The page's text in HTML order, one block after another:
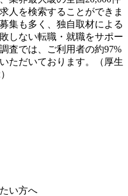
人を検索することができま
集も多く、独自取材による
しない転職・就職をサポー
査では、ご利用者の約97%
ただいております。（厚生
い方へ